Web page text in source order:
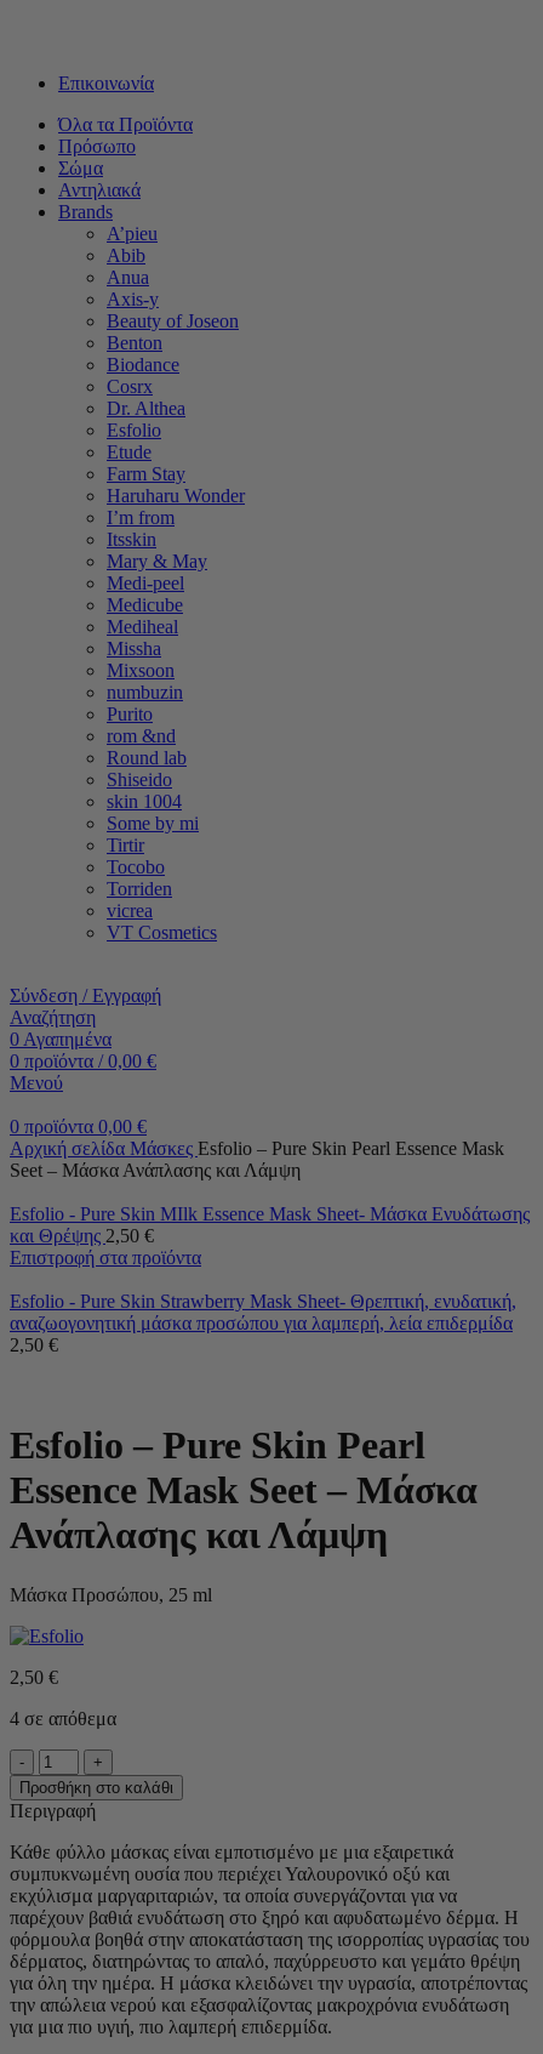
Επικοινωνία
Όλα τα Προϊόντα
Πρόσωπο
Σώμα
Αντηλιακά
Brands
A’pieu
Abib
Anua
Axis-y
Beauty of Joseon
Benton
Biodance
Cosrx
Dr. Althea
Esfolio
Etude
Farm Stay
Haruharu Wonder
I’m from
Itsskin
Mary & May
Medi-peel
Medicube
Mediheal
Missha
Mixsoon
numbuzin
Purito
rom &nd
Round lab
Shiseido
skin 1004
Some by mi
Tirtir
Tocobo
Torriden
vicrea
VT Cosmetics
Σύνδεση / Εγγραφή
Αναζήτηση
0 Αγαπημένα
0 προϊόντα / 0,00 €
Μενού
0 προϊόντα 0,00 €
Αρχική σελίδα Μάσκες Esfolio – Pure Skin Pearl Essence Mask
Seet – Μάσκα Ανάπλασης και Λάμψη
Esfolio - Pure Skin MIlk Essence Mask Sheet- Μάσκα Ενυδάτωσης
και Θρέψης 2,50 €
Επιστροφή στα προϊόντα
Esfolio - Pure Skin Strawberry Mask Sheet- Θρεπτική, ενυδατική,
αναζωογονητική μάσκα προσώπου για λαμπερή, λεία επιδερμίδα
2,50 €
Esfolio – Pure Skin Pearl
Essence Mask Seet – Μάσκα
Ανάπλασης και Λάμψη
Μάσκα Προσώπου, 25 ml
2,50 €
4 σε απόθεμα
Esfolio
-
Pure
Skin
Pearl
Essence
Mask
Seet
-
Μάσκα
Ανάπλασης
και
Λάμψη
ποσότητα
Προσθήκη στο καλάθι
Περιγραφή
Κάθε φύλλο μάσκας είναι εμποτισμένο με μια εξαιρετικά
συμπυκνωμένη ουσία που περιέχει Υαλουρονικό οξύ και
εκχύλισμα μαργαριταριών, τα οποία συνεργάζονται για να
παρέχουν βαθιά ενυδάτωση στο ξηρό και αφυδατωμένο δέρμα. Η
φόρμουλα βοηθά στην αποκατάσταση της ισορροπίας υγρασίας του
δέρματος, διατηρώντας το απαλό, παχύρρευστο και γεμάτο θρέψη
για όλη την ημέρα. Η μάσκα κλειδώνει την υγρασία, αποτρέποντας
την απώλεια νερού και εξασφαλίζοντας μακροχρόνια ενυδάτωση
για μια πιο υγιή, πιο λαμπερή επιδερμίδα.